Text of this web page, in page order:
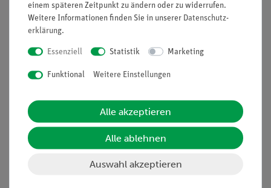
nur ungenügend erfüllt, da auch die Temperaturen von z.B.
Stativring, Drahtnetzunterlage und Becherglas Einfluss auf das
Messergebnis haben.
Verständnis
Schülergerechte Anleitungen inklusive Protokollfragen
einem späteren Zeitpunkt zu ändern oder zu widerrufen.
Weitere Informationen finden Sie in unserer Daten­schutz­
erklärung.
Essenziell Statistik Marketing
Funktional Weitere Einstellungen
Alle akzeptieren
Alle ablehnen
Auswahl akzeptieren